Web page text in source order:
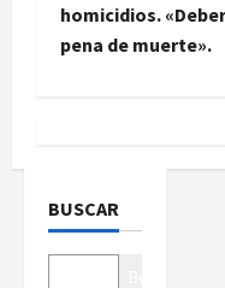
e
i
homicidios.
pena de muerte».
BUSCAR